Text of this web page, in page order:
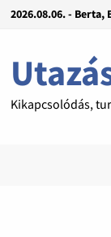
2026.08.06. - Berta,
Kikapcsolódás,